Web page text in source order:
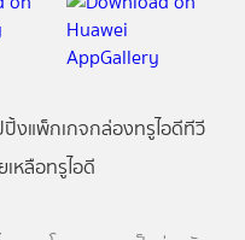
งแพ็กเกจกล่องทรูไอดีทีวี
หลือทรูไอดี